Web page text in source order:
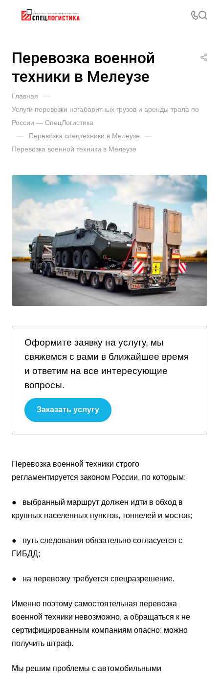
Перевозка военной
техники в Мелеузе
Главная —
Услуги перевозки негабаритных грузов и аренды трала по
России — СпецЛогистика
— Перевозка спецтехники в Мелеузе —
Перевозка военной техники в Мелеузе
Оформите заявку на услугу, мы
свяжемся с вами в ближайшее время
и ответим на все интересующие
вопросы.
Заказать услугу
Перевозка военной техники строго
регламентируется законом России, по которым:
● выбранный маршрут должен идти в обход в
крупных населенных пунктов, тоннелей и мостов;
● путь следования обязательно согласуется с
ГИБДД;
● на перевозку требуется спецразрешение.
Именно поэтому самостоятельная перевозка
военной техники невозможно, а обращаться к не
сертифицированным компаниям опасно: можно
получить штраф.
Мы решим проблемы с автомобильными